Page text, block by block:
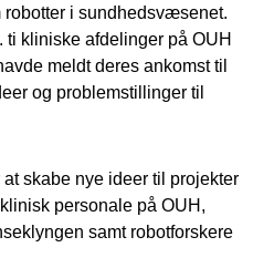
i sundhedsvæsenet.
ti kliniske afdelinger på OUH
meldt deres ankomst til
og problemstillinger til
skabe nye ideer til projekter
personale på OUH,
samt robotforskere